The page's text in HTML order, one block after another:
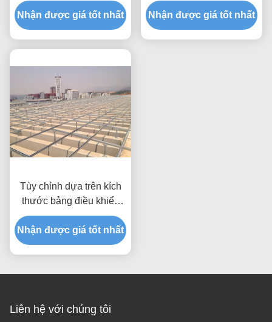
suất cao
Nhận được giá tốt nhất
nhà Khung hỗ trợ module
năng lượng mặt trời
Nhận được giá tốt nhất
Tùy chỉnh dựa trên kích
thước bảng điều khiển
Hệ thống lắp đặt tấm pin
mặt trời Áp lực gió lên
đến 80m s Giải pháp
chống ăn mòn
Nhận được giá tốt nhất
Liên hệ với chúng tôi